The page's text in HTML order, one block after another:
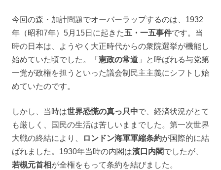
今回の森・加計問題でオーバーラップするのは、1932
年（昭和7年）5月15日に起きた五・一五事件です。当
時の日本は、ようやく大正時代からの衆院選挙が機能し
始めていた頃でした。「 憲政の常道 」と呼ばれる与党第
一党が政権を担うといった議会制民主主義にシフトし始
めていたのです。
しかし、当時は世界恐慌の真っ只中で、経済状況がとて
も厳しく、国民の生活は苦しいままでした。第一次世界
大戦の終結により、
ロンドン海軍軍縮条約が国際的に結
ばれました。1930年当時の内閣は濱口内閣でしたが、
若槻元首相が全権をもって条約を結びました。